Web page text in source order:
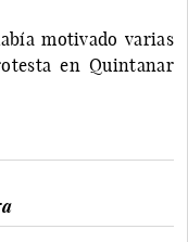
motivado varias
en Quintanar